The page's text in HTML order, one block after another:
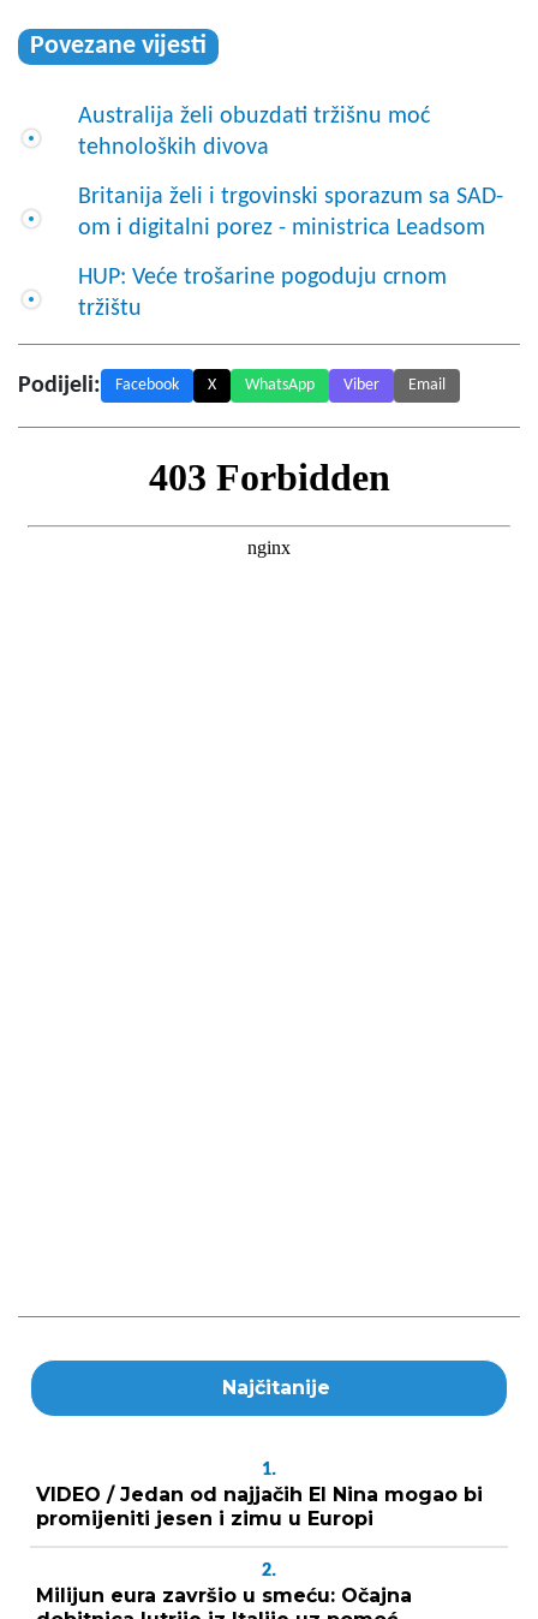
Povezane vijesti
Australija želi obuzdati tržišnu moć
tehnoloških divova
Britanija želi i trgovinski sporazum sa SAD-
om i digitalni porez - ministrica Leadsom
HUP: Veće trošarine pogoduju crnom
tržištu
Podijeli: Facebook X WhatsApp Viber Email
Najčitanije
1.
VIDEO / Jedan od najjačih El Nina mogao bi
promijeniti jesen i zimu u Europi
2.
Milijun eura završio u smeću: Očajna